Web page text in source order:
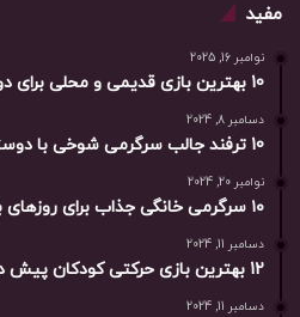
مفید
نوامبر 16, 2025
10 بهترین بازی‌ قدیمی و محلی برای دورهمی کودکان ابتدایی
دسامبر 8, 2024
10 ترفند جالب سرگرمی شوخی با دوستان
نوامبر 20, 2024
۱۰ سرگرمی خانگی جذاب برای روزهای بارانی
دسامبر 11, 2024
12 بهترین بازی حرکتی کودکان پیش دبستانی+ نکات جالب
دسامبر 11, 2024